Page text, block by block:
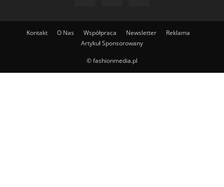
Kontakt O Nas Współpraca Newsletter
Reklama
Artykuł Sponsorowany
© fashionmedia.pl